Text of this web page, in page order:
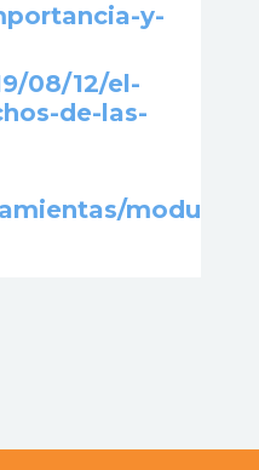
y-
08/12/el-
de-las-
modu